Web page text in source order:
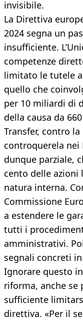
invisibile.
La Direttiva
2024 segna un
insufficiente.
competenze
limitato le tutele
quello che
per 10 miliardi di
della causa da
Transfer, contro
controquerela nei
dunque parziale,
cento delle
natura interna.
Commissione
a estendere le
tutti i
amministrativi.
segnali concreti
Ignorare questo
riforma, anche se
sufficiente
direttiva. «Per il